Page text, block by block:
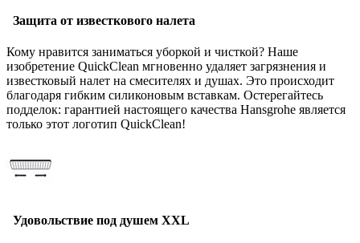
Защита от известкового налета
Кому нравится заниматься уборкой и чисткой? Наше
изобретение QuickClean мгновенно удаляет загрязнения и
известковый налет на смесителях и душах. Это происходит
благодаря гибким силиконовым вставкам. Остерегайтесь
подделок: гарантией настоящего качества Hansgrohe является
только этот логотип QuickClean!
Удовольствие под душем XXL